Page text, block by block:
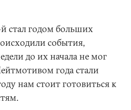
стал годом больших
события,
до их начала не мог
года стали
нам стоит готовиться к